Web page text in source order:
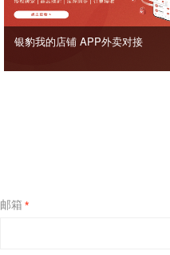
银豹我的店铺 APP外卖对接
邮箱 *